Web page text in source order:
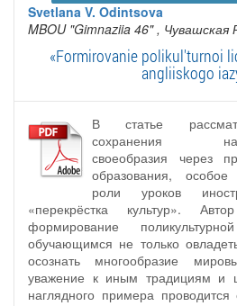
Svetlana V. Odintsova
MBOU "Gimnaziia 46" , Чувашская
«Formirovanie polikul'turnoi
angliiskogo
В статье
сохранения
своеобразия через
образования,
роли уроков
«перекрёстка культур».
формирование
обучающимся не только
осознать многообразие
уважение к иным традициям и
наглядного примера